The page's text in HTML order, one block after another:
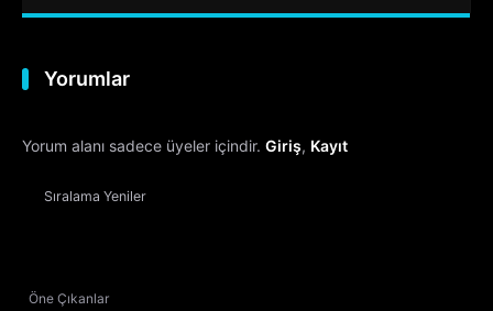
Yorumlar
Yorum alanı sadece üyeler içindir. Giriş, Kayıt
Sıralama Yeniler
Öne Çıkanlar